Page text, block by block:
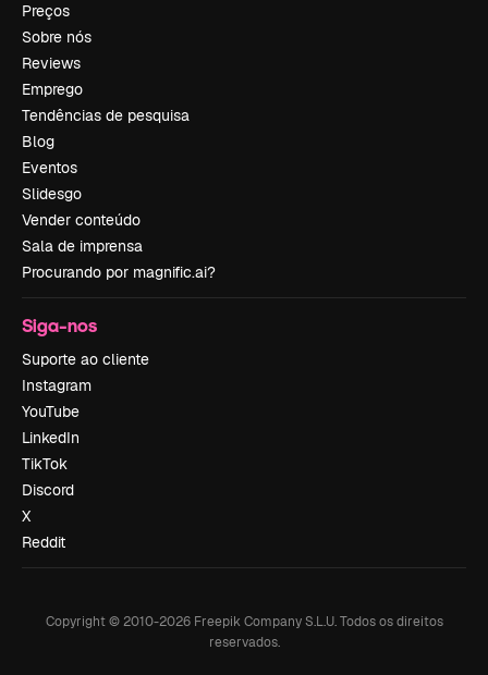
Preços
Sobre nós
Reviews
Emprego
Tendências de pesquisa
Blog
Eventos
Slidesgo
Vender conteúdo
Sala de imprensa
Procurando por magnific.ai?
Siga-nos
Suporte ao cliente
Instagram
YouTube
LinkedIn
TikTok
Discord
X
Reddit
Copyright © 2010-2026Freepik Company S.L.U. Todos os direitos
reservados.